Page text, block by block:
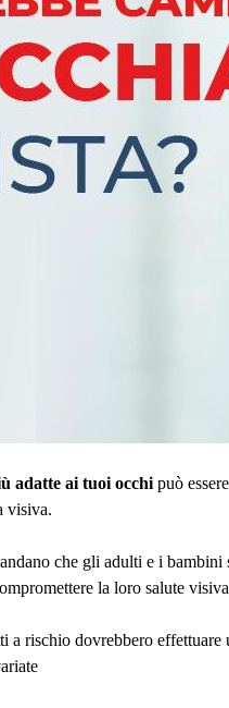
adatte ai tuoi occhi può
visiva.
che gli adulti e i
la loro salute
a rischio dovrebbero effettuare